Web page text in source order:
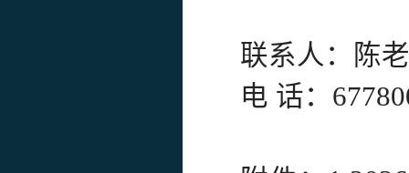
联系人：陈
电 话：